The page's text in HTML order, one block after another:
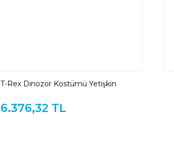
T-Rex Dinozor Kostümü Yetişkin
6.376,32 TL